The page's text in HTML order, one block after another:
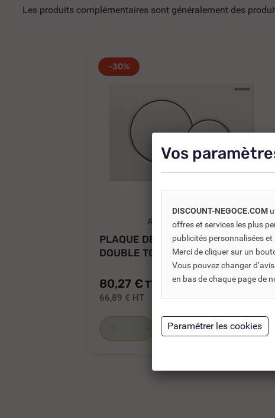
Les produits complémentaires sont généralement des
-30%
REF DNC :409310
PLAQUE DÉCLENCHEMENT
DOUBLE TOUCHE SIGMA...
80,27 € TTC 114,67 €
66,89 € HT
Ajouter au panier
Vos
DISCOUNT-NEGOCE.COM
offres et services les plus
publicités personnalisées
Merci de cliquer sur un
Vous pouvez changer
en bas de chaque page de